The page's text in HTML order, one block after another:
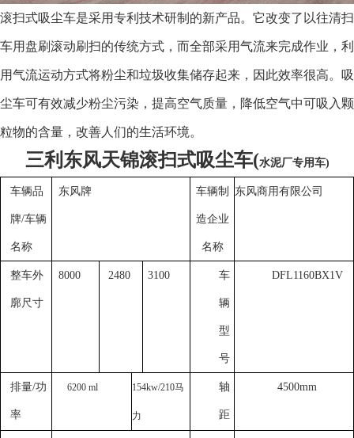
滚扫式吸尘车是采用专利技术研制的新产品。它改变了以往清扫
车用盘刷滚动刷扫的传统方式，而全部采用气流来完成作业，利
用气流运动方式将粉尘和垃圾收集储存起来，因此效率很高。吸
尘车可有效减少粉尘污染，提高空气质量，降低空气中可吸入颗
粒物的含量，改善人们的生活环境。
三利东风天锦滚扫式吸尘车(水泥厂专用车)
车辆品
牌/车辆
名称
东风牌 车辆制
造企业
名称
东风商用有限公司
整车外
廓尺寸
8000 2480 3100 车
辆
型
号
DFL1160BX1V
排量/功
率
6200ml 154kw/210马
力
轴
距
4500mm